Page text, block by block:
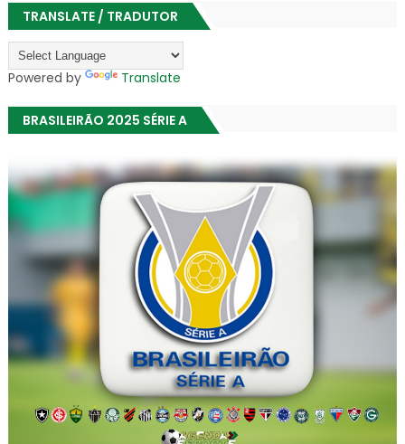
TRANSLATE / TRADUTOR
Powered by Translate
BRASILEIRÃO 2025 SÉRIE A